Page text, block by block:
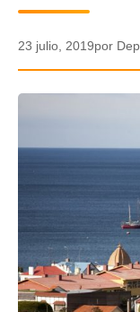
POLICIAL
GALERIA DE
APP
23 julio, 2019por